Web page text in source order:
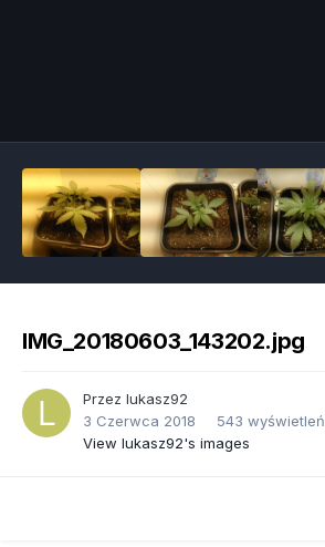
IMG_20180603_143202.jpg
Przez lukasz92
3 Czerwca 2018
543 wyświetleń
View lukasz92's images